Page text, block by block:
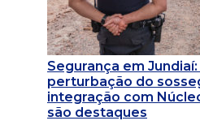
Segurança em
perturbação do
integração com
são destaques